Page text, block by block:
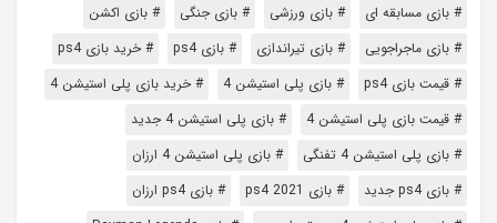
# بازی مسابقه ای
# بازی ورزشی # بازی جنگی
# بازی اکشن
# بازی ماجراجویی
# بازی تیراندازی # بازی ps4
# خرید بازی ps4
# قیمت بازی ps4
# بازی پلی استیشن 4
# خرید بازی پلی استیشن 4
# قیمت بازی پلی استیشن 4
# بازی پلی استیشن 4 جدید
# بازی پلی استیشن 4 تفنگی
# بازی پلی استیشن 4 ارزان
# بازی ps4 جدید
# بازی ps4 2021
# بازی ps4 ارزان